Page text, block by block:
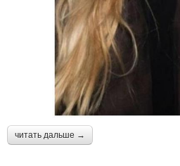
читать дальше →